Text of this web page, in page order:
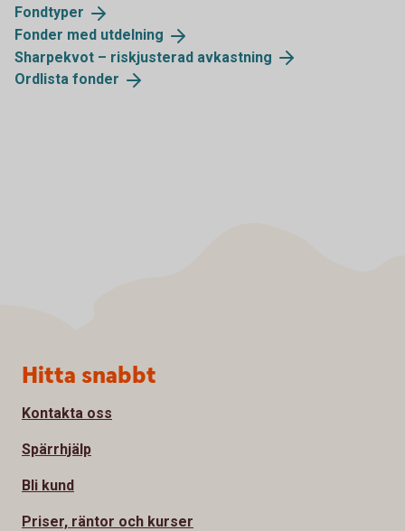
Fondtyper
Fonder med utdelning
Sharpekvot – riskjusterad avkastning
Ordlista fonder
Sidfot
Hitta snabbt
Kontakta oss
Spärrhjälp
Bli kund
Priser, räntor och kurser